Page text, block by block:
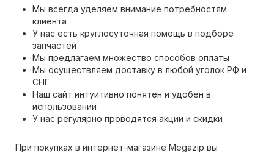
Мы всегда уделяем внимание потребностям
клиента
У нас есть круглосуточная помощь в подборе
запчастей
Мы предлагаем множество способов оплаты
Мы осуществляем доставку в любой уголок РФ и
СНГ
Наш сайт интуитивно понятен и удобен в
использовании
У нас регулярно проводятся акции и скидки
При покупках в интернет-магазине Megazip вы